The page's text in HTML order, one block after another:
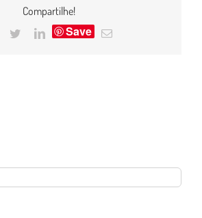
Compartilhe!
Facebook
TwitterLinkedIn
Save
E-